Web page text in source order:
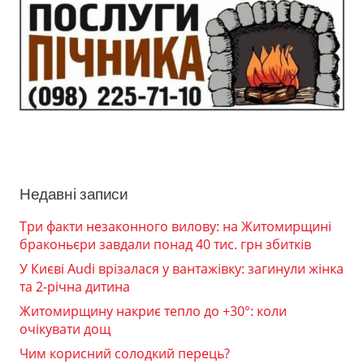
Недавні записи
Три факти незаконного вилову: на Житомирщині
браконьєри завдали понад 40 тис. грн збитків
У Києві Audi врізалася у вантажівку: загинули жінка
та 2-річна дитина
Житомирщину накриє тепло до +30°: коли
очікувати дощ
Чим корисний солодкий перець?